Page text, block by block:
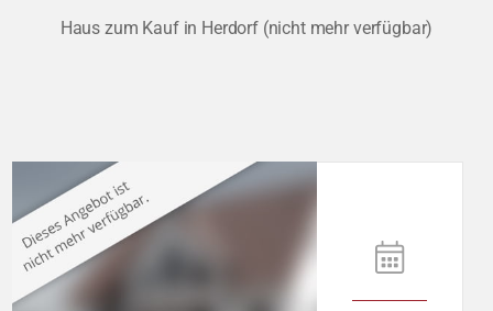
Haus zum Kauf in Herdorf (nicht mehr verfügbar)